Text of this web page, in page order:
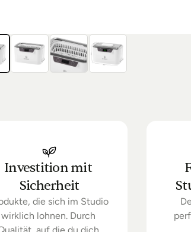
Investition mit
Sicherheit
die sich im Studio
wirklich lohnen. Durch